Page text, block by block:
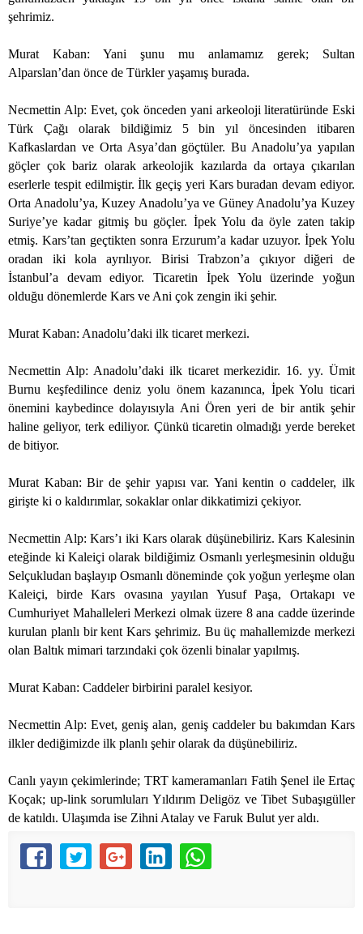
şehrimiz.
Murat Kaban: Yani şunu mu anlamamız gerek; Sultan
Alparslan’dan önce de Türkler yaşamış burada.
Necmettin Alp: Evet, çok önceden yani arkeoloji literatüründe Eski
Türk Çağı olarak bildiğimiz 5 bin yıl öncesinden itibaren
Kafkaslardan ve Orta Asya’dan göçtüler. Bu Anadolu’ya yapılan
göçler çok bariz olarak arkeolojik kazılarda da ortaya çıkarılan
eserlerle tespit edilmiştir. İlk geçiş yeri Kars buradan devam ediyor.
Orta Anadolu’ya, Kuzey Anadolu’ya ve Güney Anadolu’ya Kuzey
Suriye’ye kadar gitmiş bu göçler. İpek Yolu da öyle zaten takip
etmiş. Kars’tan geçtikten sonra Erzurum’a kadar uzuyor. İpek Yolu
oradan iki kola ayrılıyor. Birisi Trabzon’a çıkıyor diğeri de
İstanbul’a devam ediyor. Ticaretin İpek Yolu üzerinde yoğun
olduğu dönemlerde Kars ve Ani çok zengin iki şehir.
Murat Kaban: Anadolu’daki ilk ticaret merkezi.
Necmettin Alp: Anadolu’daki ilk ticaret merkezidir. 16. yy. Ümit
Burnu keşfedilince deniz yolu önem kazanınca, İpek Yolu ticari
önemini kaybedince dolayısıyla Ani Ören yeri de bir antik şehir
haline geliyor, terk ediliyor. Çünkü ticaretin olmadığı yerde bereket
de bitiyor.
Murat Kaban: Bir de şehir yapısı var. Yani kentin o caddeler, ilk
girişte ki o kaldırımlar, sokaklar onlar dikkatimizi çekiyor.
Necmettin Alp: Kars’ı iki Kars olarak düşünebiliriz. Kars Kalesinin
eteğinde ki Kaleiçi olarak bildiğimiz Osmanlı yerleşmesinin olduğu
Selçukludan başlayıp Osmanlı döneminde çok yoğun yerleşme olan
Kaleiçi, birde Kars ovasına yayılan Yusuf Paşa, Ortakapı ve
Cumhuriyet Mahalleleri Merkezi olmak üzere 8 ana cadde üzerinde
kurulan planlı bir kent Kars şehrimiz. Bu üç mahallemizde merkezi
olan Baltık mimari tarzındaki çok özenli binalar yapılmış.
Murat Kaban: Caddeler birbirini paralel kesiyor.
Necmettin Alp: Evet, geniş alan, geniş caddeler bu bakımdan Kars
ilkler dediğimizde ilk planlı şehir olarak da düşünebiliriz.
Canlı yayın çekimlerinde; TRT kameramanları Fatih Şenel ile Ertaç
Koçak; up-link sorumluları Yıldırım Deligöz ve Tibet Subaşıgüller
de katıldı. Ulaşımda ise Zihni Atalay ve Faruk Bulut yer aldı.